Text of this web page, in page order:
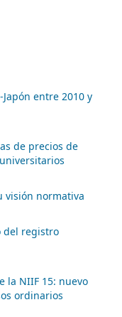
entre 2010 y
de precios de
visión normativa
del registro
la NIIF 15: nuevo
ordinarios